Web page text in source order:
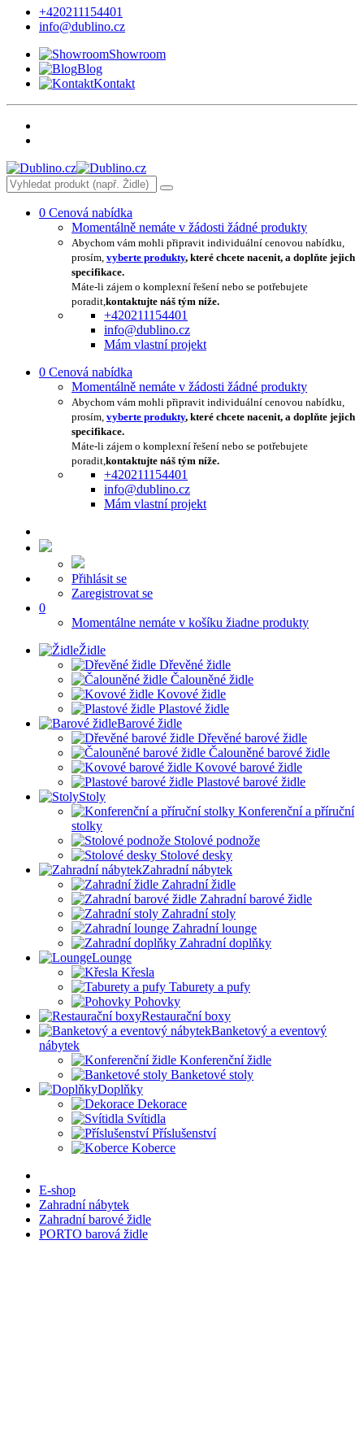
+420211154401
info@dublino.cz
Showroom
Blog
Kontakt
0 Cenová nabídka
Momentálně nemáte v žádosti žádné produkty
Abychom vám mohli připravit individuální cenovou nabídku,
prosím, vyberte produkty, které chcete nacenit, a doplňte jejich
specifikace.
Máte-li zájem o komplexní řešení nebo se potřebujete
poradit,kontaktujte náš tým níže.
+420211154401
info@dublino.cz
Mám vlastní projekt
0 Cenová nabídka
Momentálně nemáte v žádosti žádné produkty
Abychom vám mohli připravit individuální cenovou nabídku,
prosím, vyberte produkty, které chcete nacenit, a doplňte jejich
specifikace.
Máte-li zájem o komplexní řešení nebo se potřebujete
poradit,kontaktujte náš tým níže.
+420211154401
info@dublino.cz
Mám vlastní projekt
Přihlásit se
Zaregistrovat se
0
Momentálne nemáte v košíku žiadne produkty
Židle
Dřevěné židle
Čalouněné židle
Kovové židle
Plastové židle
Barové židle
Dřevěné barové židle
Čalouněné barové židle
Kovové barové židle
Plastové barové židle
Stoly
Konferenční a příruční
stolky
Stolové podnože
Stolové desky
Zahradní nábytek
Zahradní židle
Zahradní barové židle
Zahradní stoly
Zahradní lounge
Zahradní doplňky
Lounge
Křesla
Taburety a pufy
Pohovky
Restaurační boxy
Banketový a eventový
nábytek
Konferenční židle
Banketové stoly
Doplňky
Dekorace
Svítidla
Příslušenství
Koberce
E-shop
Zahradní nábytek
Zahradní barové židle
PORTO barová židle